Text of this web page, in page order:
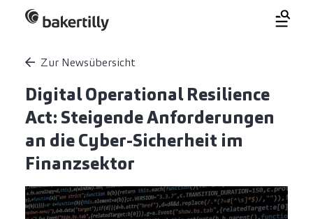
Zur Newsübersicht
Digital Operational Resilience
Act: Steigende Anforderungen
an die Cyber-Sicherheit im
Finanzsektor